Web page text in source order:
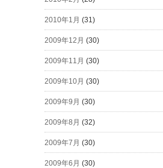
2010年1月 (31)
2009年12月 (30)
2009年11月 (30)
2009年10月 (30)
2009年9月 (30)
2009年8月 (32)
2009年7月 (30)
2009年6月 (30)